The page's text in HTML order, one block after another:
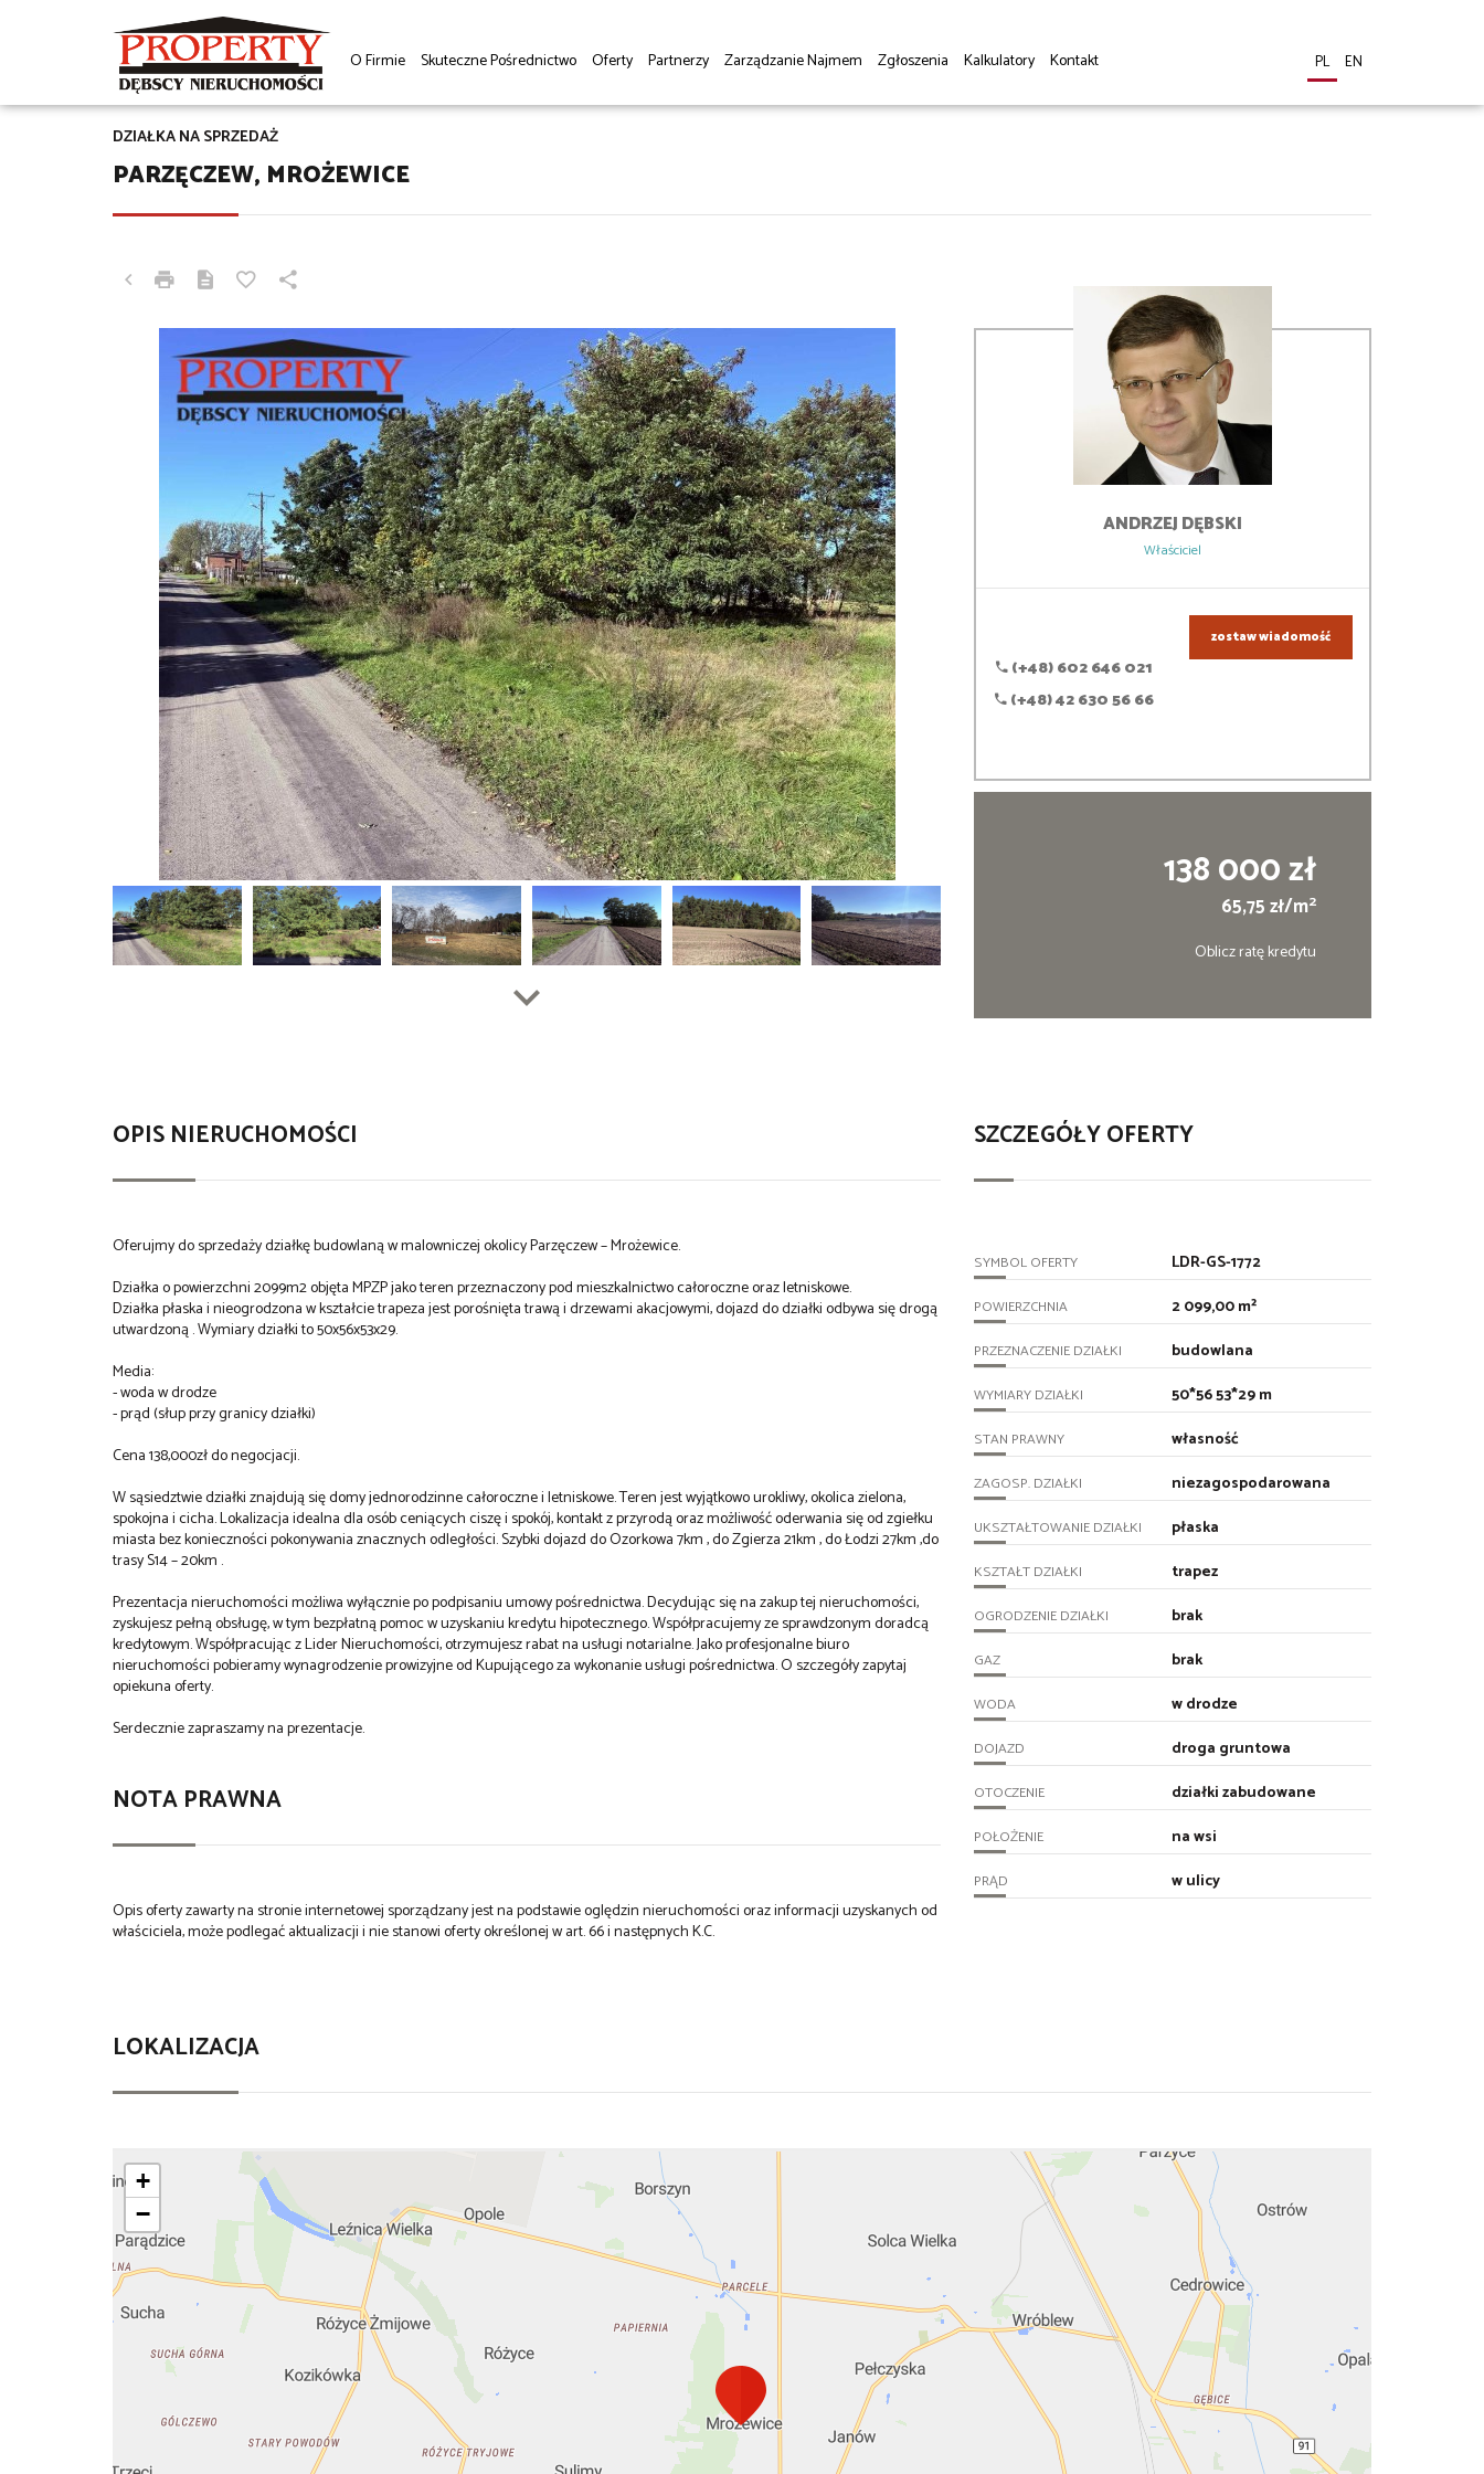
O Firmie Skuteczne Pośrednictwo Oferty Partnerzy Zarządzanie Najmem Zgłoszenia Kalkulatory Kontakt PL EN
PARZĘCZEW, MROŻEWICE
DZIAŁKA NA SPRZEDAŻ
ANDRZEJ DĘBSKI
Właściciel
(+48) 602 646 021
(+48) 42 630 56 66
zostaw wiadomość
138 000 zł
65,75 zł/m2
Oblicz ratę kredytu
OPIS NIERUCHOMOŚCI
Oferujmy do sprzedaży działkę budowlaną w malowniczej okolicy Parzęczew – Mrożewice.
Działka o powierzchni 2099m2 objęta MPZP jako teren przeznaczony pod mieszkalnictwo całoroczne oraz letniskowe.
Działka płaska i nieogrodzona w kształcie trapeza jest porośnięta trawą i drzewami akacjowymi, dojazd do działki odbywa się drogą
utwardzoną . Wymiary działki to 50x56x53x29.
Media:
- woda w drodze
- prąd (słup przy granicy działki)
Cena 138,000zł do negocjacji.
W sąsiedztwie działki znajdują się domy jednorodzinne całoroczne i letniskowe. Teren jest wyjątkowo urokliwy, okolica zielona,
spokojna i cicha. Lokalizacja idealna dla osób ceniących ciszę i spokój, kontakt z przyrodą oraz możliwość oderwania się od zgiełku
miasta bez konieczności pokonywania znacznych odległości. Szybki dojazd do Ozorkowa 7km , do Zgierza 21km , do Łodzi 27km ,do
trasy S14 – 20km .
Prezentacja nieruchomości możliwa wyłącznie po podpisaniu umowy pośrednictwa. Decydując się na zakup tej nieruchomości,
zyskujesz pełną obsługę, w tym bezpłatną pomoc w uzyskaniu kredytu hipotecznego. Współpracujemy ze sprawdzonym doradcą
kredytowym. Współpracując z Lider Nieruchomości, otrzymujesz rabat na usługi notarialne. Jako profesjonalne biuro
nieruchomości pobieramy wynagrodzenie prowizyjne od Kupującego za wykonanie usługi pośrednictwa. O szczegóły zapytaj
opiekuna oferty.
Serdecznie zapraszamy na prezentacje.
NOTA PRAWNA
Opis oferty zawarty na stronie internetowej sporządzany jest na podstawie oględzin nieruchomości oraz informacji uzyskanych od
właściciela, może podlegać aktualizacji i nie stanowi oferty określonej w art. 66 i następnych K.C.
SZCZEGÓŁY OFERTY
SYMBOL OFERTY LDR-GS-1772
POWIERZCHNIA 2 099,00 m²
PRZEZNACZENIE DZIAŁKI budowlana
WYMIARY DZIAŁKI 50*56 53*29 m
STAN PRAWNY własność
ZAGOSP. DZIAŁKI niezagospodarowana
UKSZTAŁTOWANIE DZIAŁKI płaska
KSZTAŁT DZIAŁKI trapez
OGRODZENIE DZIAŁKI brak
GAZ brak
WODA w drodze
DOJAZD droga gruntowa
OTOCZENIE działki zabudowane
POŁOŻENIE na wsi
PRĄD w ulicy
LOKALIZACJA
+
−